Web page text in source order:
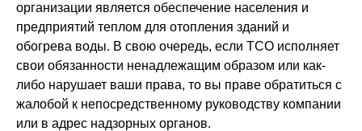
организации является обеспечение населения и
предприятий теплом для отопления зданий и
обогрева воды. В свою очередь, если ТСО исполняет
свои обязанности ненадлежащим образом или как-
либо нарушает ваши права, то вы праве обратиться с
жалобой к непосредственному руководству компании
или в адрес надзорных органов.